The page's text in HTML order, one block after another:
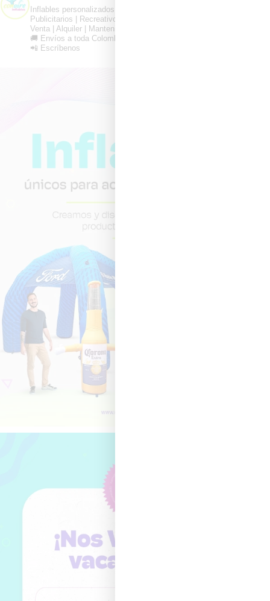
Inflables personalizados para tu marca
Publicitarios | Recreativos
Venta | Alquiler | Mantenimiento
🚚 Envíos a toda Colombia
📲 Escríbenos